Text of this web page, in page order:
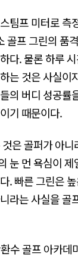
팀프 미터로 측
골프 그린의 품
다. 물론 하루
는 것은 사실이
의 버디 성공률
기 때문이다.
은 골퍼가 아
눈 먼 욕심이
. 빠른 그린은
라는 사실을 골
수 골프 아카데